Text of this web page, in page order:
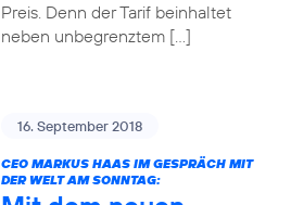
Preis. Denn der Tarif beinhaltet
neben unbegrenztem […]
16. September 2018
CEO MARKUS HAAS IM GESPRÄCH MIT
DER WELT AM SONNTAG: